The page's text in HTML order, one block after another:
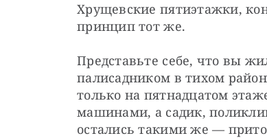
Хрущевские пятиэтажки,
принцип тот же.
Представьте себе, что вы
палисадником в тихом
только на пятнадцатом
машинами, а садик,
остались такими же —